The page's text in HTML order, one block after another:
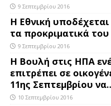
9 Σεπτεμβρίου 2016
Η Εθνική
τα προκριματικά
9 Σεπτεμβρίου 2016
Η Βουλή στις ΗΠΑ
επιτρέπει σε
11ης Σεπτεμβρίου
10 Σεπτεμβρίου 2016